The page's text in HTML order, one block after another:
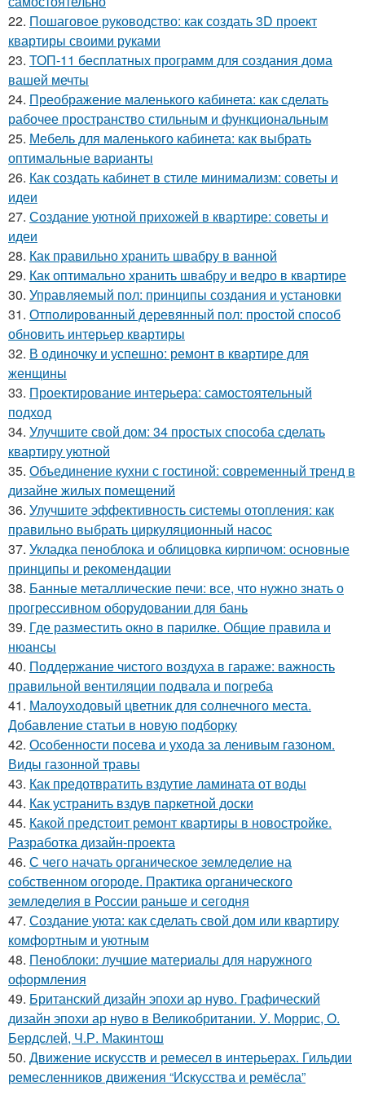
22. Пошаговое руководство: как создать 3D проект
квартиры своими руками
23. ТОП-11 бесплатных программ для создания дома
вашей мечты
24. Преображение маленького кабинета: как сделать
рабочее пространство стильным и функциональным
25. Мебель для маленького кабинета: как выбрать
оптимальные варианты
26. Как создать кабинет в стиле минимализм: советы и
идеи
27. Создание уютной прихожей в квартире: советы и
идеи
28. Как правильно хранить швабру в ванной
29. Как оптимально хранить швабру и ведро в квартире
30. Управляемый пол: принципы создания и установки
31. Отполированный деревянный пол: простой способ
обновить интерьер квартиры
32. В одиночку и успешно: ремонт в квартире для
женщины
33. Проектирование интерьера: самостоятельный
подход
34. Улучшите свой дом: 34 простых способа сделать
квартиру уютной
35. Объединение кухни с гостиной: современный тренд в
дизайне жилых помещений
36. Улучшите эффективность системы отопления: как
правильно выбрать циркуляционный насос
37. Укладка пеноблока и облицовка кирпичом: основные
принципы и рекомендации
38. Банные металлические печи: все, что нужно знать о
прогрессивном оборудовании для бань
39. Где разместить окно в парилке. Общие правила и
нюансы
40. Поддержание чистого воздуха в гараже: важность
правильной вентиляции подвала и погреба
41. Малоуходовый цветник для солнечного места.
Добавление статьи в новую подборку
42. Особенности посева и ухода за ленивым газоном.
Виды газонной травы
43. Как предотвратить вздутие ламината от воды
44. Как устранить вздув паркетной доски
45. Какой предстоит ремонт квартиры в новостройке.
Разработка дизайн-проекта
46. С чего начать органическое земледелие на
собственном огороде. Практика органического
земледелия в России раньше и сегодня
47. Создание уюта: как сделать свой дом или квартиру
комфортным и уютным
48. Пеноблоки: лучшие материалы для наружного
оформления
49. Британский дизайн эпохи ар нуво. Графический
дизайн эпохи ар нуво в Великобритании. У. Моррис, О.
Бердслей, Ч.Р. Макинтош
50. Движение искусств и ремесел в интерьерах. Гильдии
ремесленников движения “Искусства и ремёсла”